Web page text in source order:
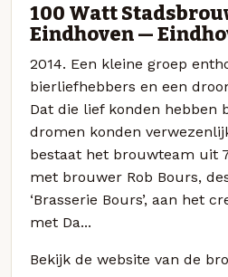
100 Watt
Eindhoven —
2014. Een kleine groep
bierliefhebbers en een
Dat die lief konden hebben
dromen konden
bestaat het brouwteam uit
met brouwer Rob Bours,
‘Brasserie Bours’, aan het
met Da...
Bekijk de website van de